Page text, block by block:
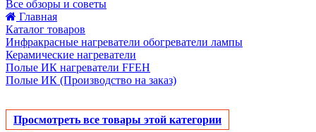
Все обзоры и советы
Главная
Каталог товаров
Инфракрасные нагреватели обогреватели лампы
Керамические нагреватели
Полые ИК нагреватели FFEH
Полые ИК (Производство на заказ)
Просмотреть все товары этой категории